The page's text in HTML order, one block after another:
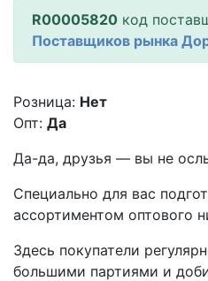
R00005820 код
Поставщиков рынка
Розница: Нет
Опт: Да
Да-да, друзья — вы не
Специально для вас
ассортиментом оптового
Здесь покупатели
большими партиями и